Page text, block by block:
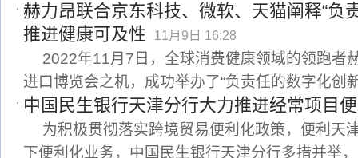
赫力昂联合京东科技、微软、天猫阐释“负
推进健康可及性
11月9日 16:28
2022年11月7日，全球消费健康领域的领跑者
进口博览会之机，成功举办了“负责任的数字化创
中国民生银行天津分行大力推进经常项目
为积极贯彻落实跨境贸易便利化政策，便利天
下便利化业务，中国民生银行天津分行多措并举